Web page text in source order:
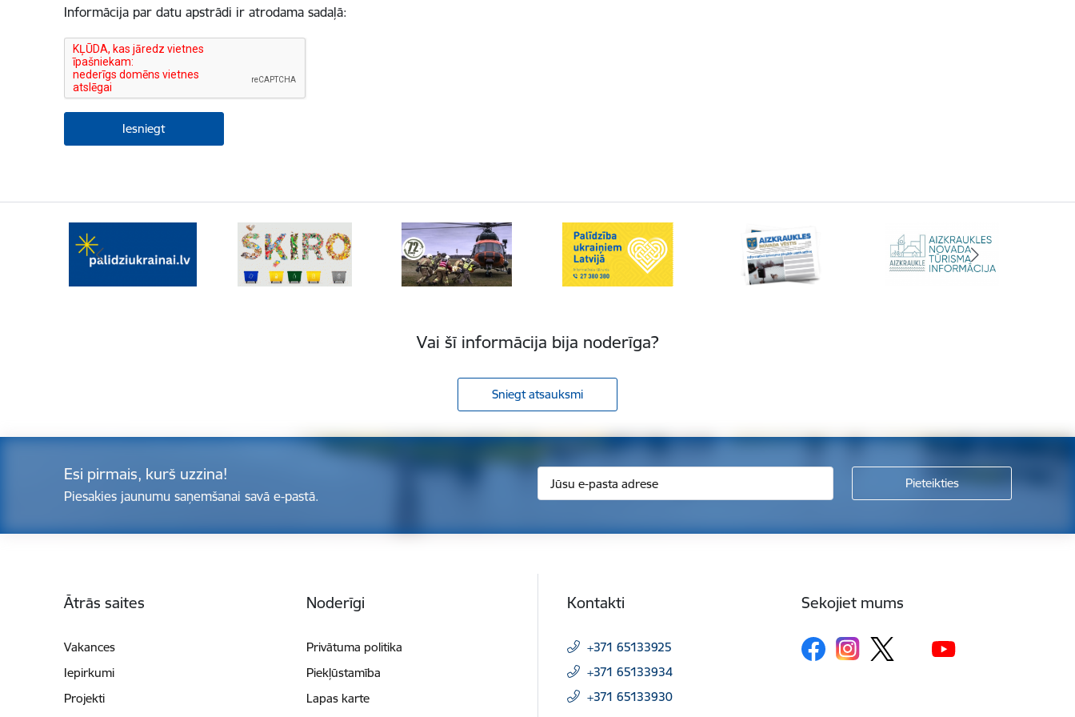
Informācija par datu apstrādi ir atrodama sadaļā:
Vai šī informācija bija noderīga?
Sniegt atsauksmi
Esi pirmais, kurš uzzina!
Piesakies jaunumu saņemšanai savā e-pastā.
Ātrās saites
Vakances
Iepirkumi
Projekti
Noderīgi
Privātuma politika
Piekļūstamība
Lapas karte
Kontakti
+371 65133925
+371 65133934
+371 65133930
Sekojiet mums